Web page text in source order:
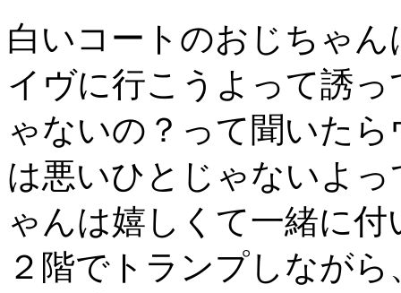
白いコートのおじちゃ
イヴに行こうよって誘
ゃないの？って聞いた
は悪いひとじゃないよ
ゃんは嬉しくて一緒に
２階でトランプしなが